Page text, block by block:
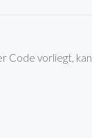
Code vorliegt,